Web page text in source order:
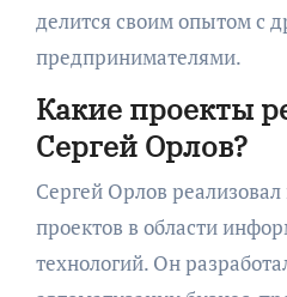
делится своим опытом с
предпринимателями.
Какие проекты
Сергей Орлов?
Сергей Орлов
проектов в области
технологий. Он